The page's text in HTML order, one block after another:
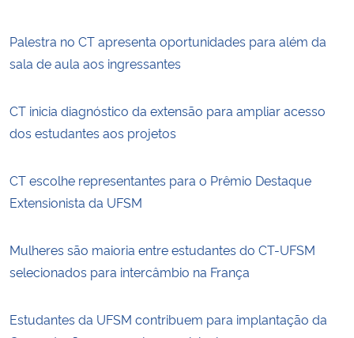
Palestra no CT apresenta oportunidades para além da
sala de aula aos ingressantes
CT inicia diagnóstico da extensão para ampliar acesso
dos estudantes aos projetos
CT escolhe representantes para o Prêmio Destaque
Extensionista da UFSM
Mulheres são maioria entre estudantes do CT-UFSM
selecionados para intercâmbio na França
Estudantes da UFSM contribuem para implantação da